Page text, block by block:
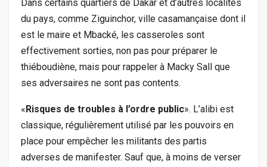
Dans certains quartiers de Dakar et d’autres localités
du pays, comme Ziguinchor, ville casamançaise dont il
est le maire et Mbacké, les casseroles sont
effectivement sorties, non pas pour préparer le
thiéboudiène, mais pour rappeler à Macky Sall que
ses adversaires ne sont pas contents.
«Risques de troubles à l’ordre public». L’alibi est
classique, régulièrement utilisé par les pouvoirs en
place pour empêcher les militants des partis
adverses de manifester. Sauf que, à moins de verser